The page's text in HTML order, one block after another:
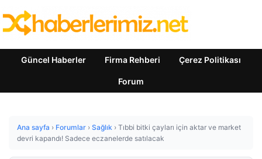
Güncel Haberler Firma Rehberi Çerez Politikası
Forum
Ana sayfa › Forumlar › Sağlık › Tıbbi bitki çayları için aktar ve market
devri kapandı! Sadece eczanelerde satılacak